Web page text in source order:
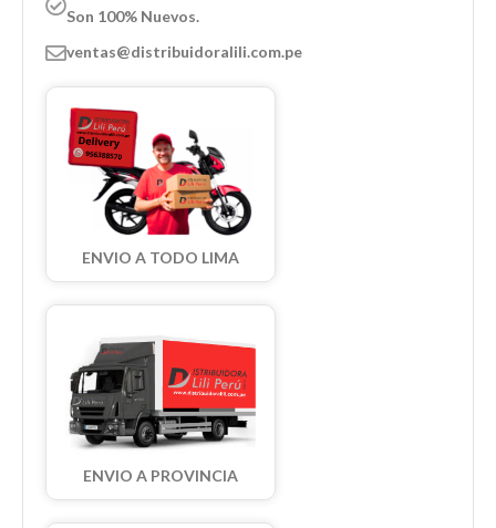
Son 100% Nuevos.
ventas@distribuidoralili.com.pe
ENVIO A TODO LIMA
ENVIO A PROVINCIA